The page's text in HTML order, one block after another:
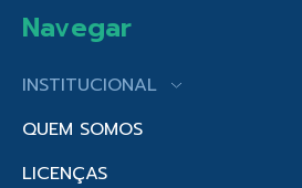
Navegar
INSTITUCIONAL
QUEM SOMOS
LICENÇAS